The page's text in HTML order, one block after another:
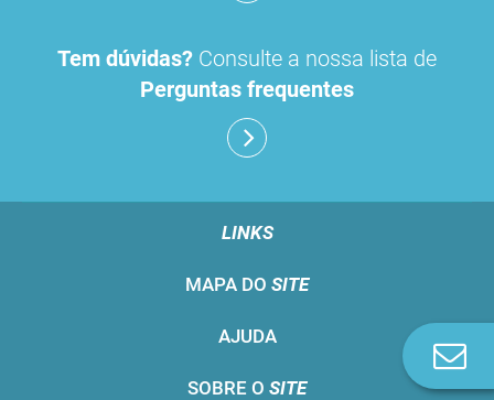
Tem dúvidas? Consulte a nossa lista de
Perguntas frequentes
LINKS
MAPA DO SITE
AJUDA
SOBRE O SITE